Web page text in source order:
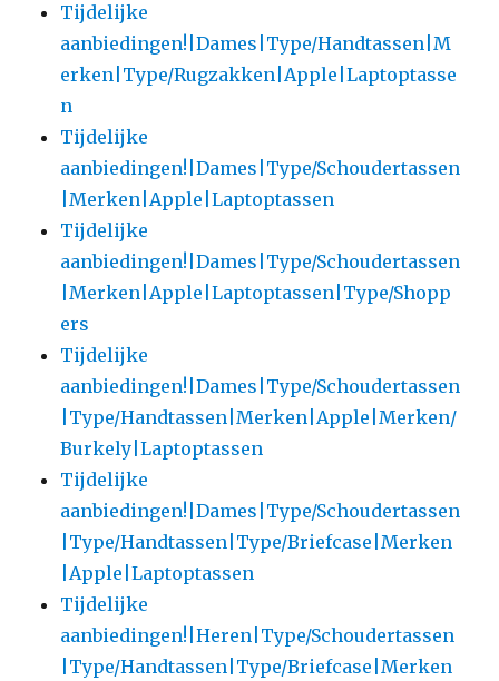
Tijdelijke
aanbiedingen!|Dames|Type/Handtassen|M
erken|Type/Rugzakken|Apple|Laptoptasse
n
Tijdelijke
aanbiedingen!|Dames|Type/Schoudertassen
|Merken|Apple|Laptoptassen
Tijdelijke
aanbiedingen!|Dames|Type/Schoudertassen
|Merken|Apple|Laptoptassen|Type/Shopp
ers
Tijdelijke
aanbiedingen!|Dames|Type/Schoudertassen
|Type/Handtassen|Merken|Apple|Merken/
Burkely|Laptoptassen
Tijdelijke
aanbiedingen!|Dames|Type/Schoudertassen
|Type/Handtassen|Type/Briefcase|Merken
|Apple|Laptoptassen
Tijdelijke
aanbiedingen!|Heren|Type/Schoudertassen
|Type/Handtassen|Type/Briefcase|Merken